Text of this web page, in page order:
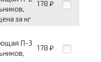
за кг
178 ₽
П-3
178 ₽